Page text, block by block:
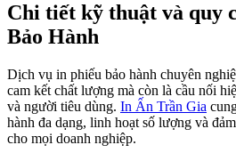
Chi tiết kỹ thuật và quy
Bảo Hành
Dịch vụ in phiếu bảo hành chuyên
cam kết chất lượng mà còn là cầu nối
và người tiêu dùng. In Ấn Trần Gia
hành đa dạng, linh hoạt số lượng và
cho mọi doanh nghiệp.